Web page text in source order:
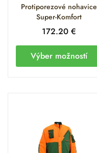
Protiporezové nohavice
Super-Komfort
172.20€
Výber možností